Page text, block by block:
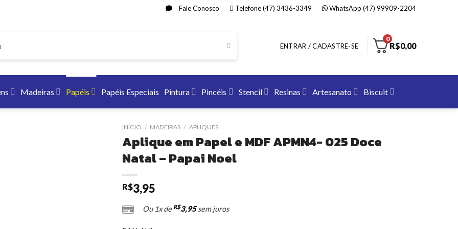
Fale Conosco Telefone (47) 3436-3349 WhatsApp (47) 99909-2204
ENTRAR / CADASTRE-SE
0
R$0,00
Madeiras Papéis Papéis Especiais Pintura Pincéis Stencil Resinas Artesanato Biscuit
INÍCIO / MADEIRAS / APLIQUES
Aplique em Papel e MDF APMN4- 025 Doce
Natal – Papai Noel
R$3,95
Ou 1x de R$3,95sem juros